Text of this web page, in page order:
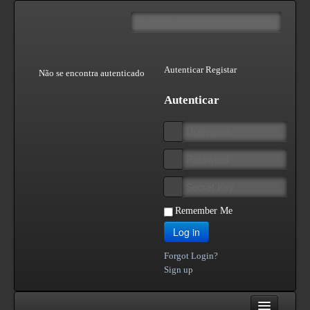
Autenticar Registar
Autenticar
Remember Me
Log in
Forgot Login?
Sign up
Não se encontra autenticado